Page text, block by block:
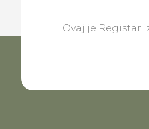
Ovaj je Registar